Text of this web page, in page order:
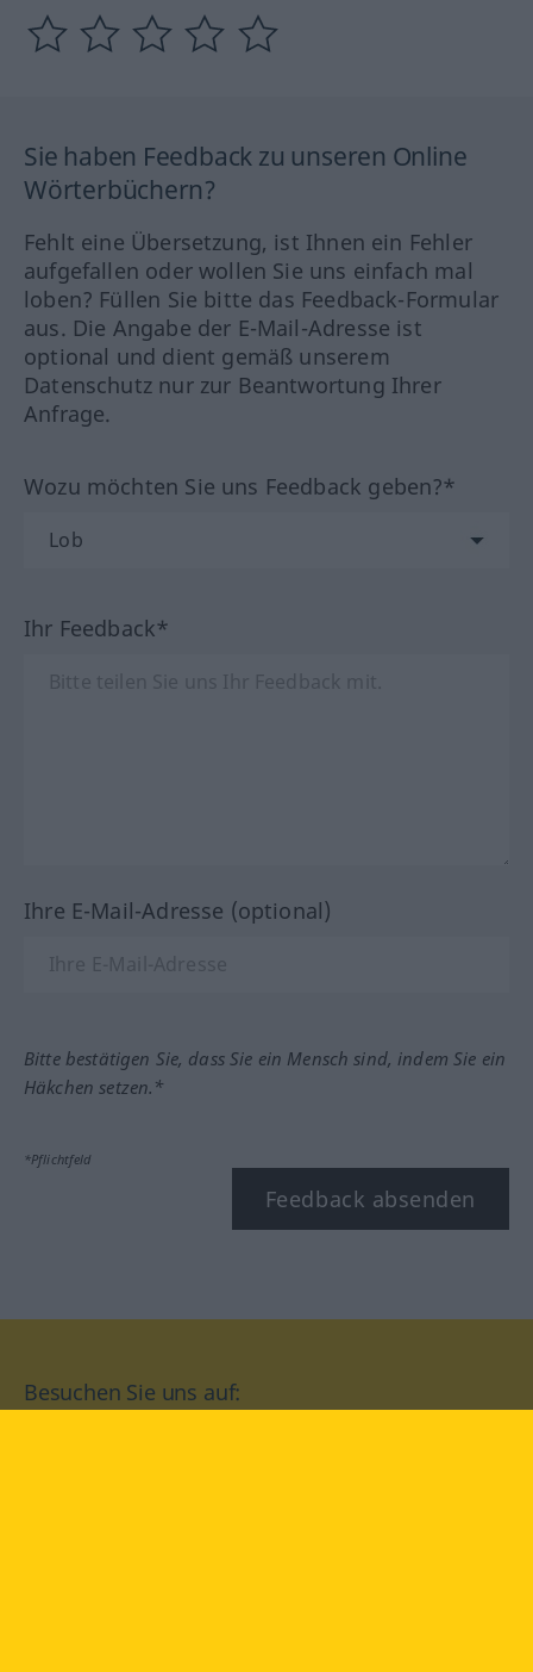
Sie haben Feedback zu unseren Online
Wörterbüchern?
Fehlt eine Übersetzung, ist Ihnen ein Fehler
aufgefallen oder wollen Sie uns einfach mal
loben? Füllen Sie bitte das Feedback-Formular
aus. Die Angabe der E-Mail-Adresse ist
optional und dient gemäß unserem
Datenschutz nur zur Beantwortung Ihrer
Anfrage.
Wozu möchten Sie uns Feedback geben?*
Ihr Feedback*
Ihre E-Mail-Adresse (optional)
Bitte bestätigen Sie, dass Sie ein Mensch sind, indem Sie ein
Häkchen setzen.*
*Pflichtfeld
Feedback absenden
Besuchen Sie uns auf: